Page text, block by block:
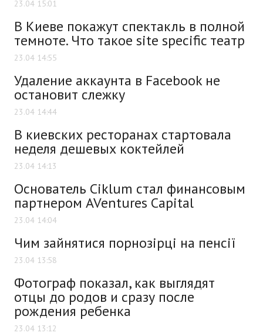
23.04 15:01
В Киеве покажут спектакль в полной
темноте. Что такое site specific театр
23.04 14:55
Удаление аккаунта в Facebook не
остановит слежку
23.04 14:44
В киевских ресторанах стартовала
неделя дешевых коктейлей
23.04 14:13
Основатель Ciklum стал финансовым
партнером AVentures Capital
23.04 14:04
Чим зайнятися порнозірці на пенсії
23.04 13:58
Фотограф показал, как выглядят
отцы до родов и сразу после
рождения ребенка
23.04 13:12